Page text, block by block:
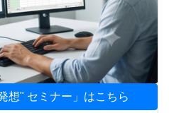
想" セミナー」はこちら